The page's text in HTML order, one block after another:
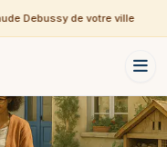
Debussy de votre ville